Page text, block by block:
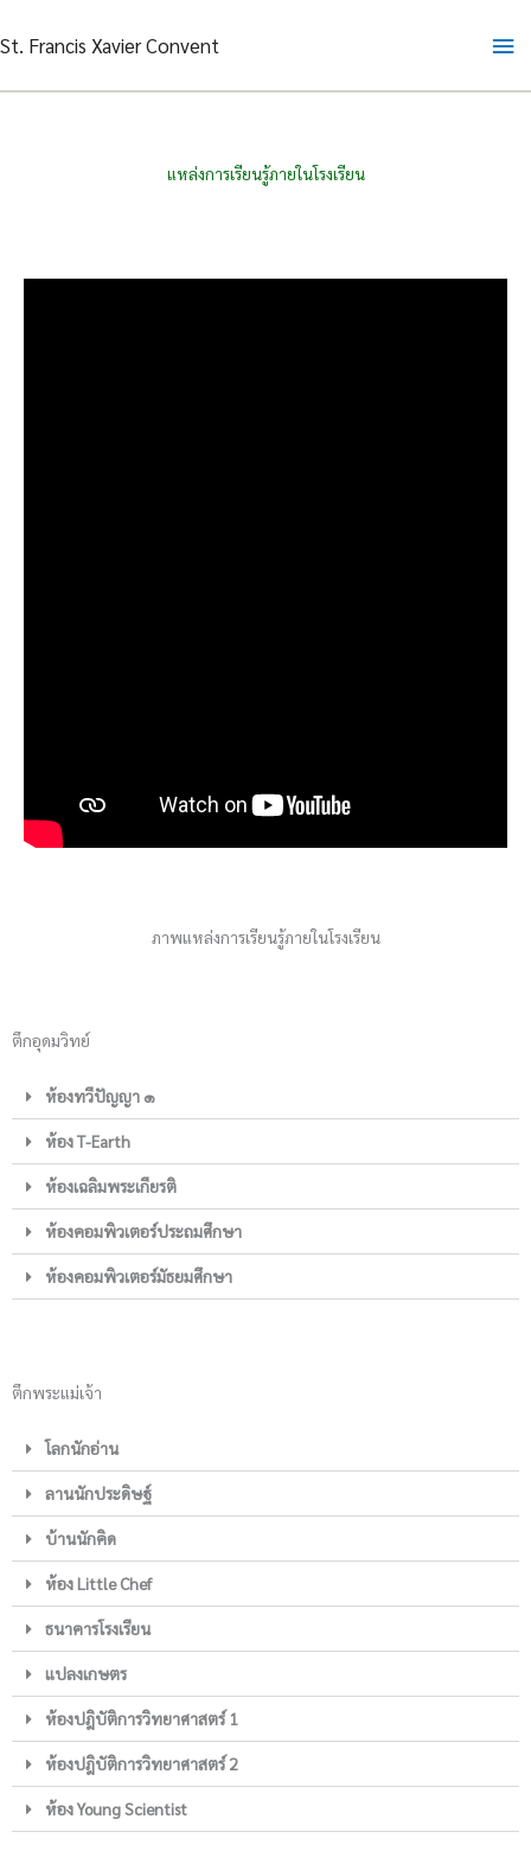
to
St. Francis Xavier Convent
แหล่งการเรียนรู้ภายในโรงเรียน
ภาพแหล่งการเรียนรู้ภายในโรงเรียน
ตึกอุดมวิทย์
ห้องทวีปัญญา ๑
ห้อง T-Earth
ห้องเฉลิมพระเกียรติ
ห้องคอมพิวเตอร์ประถมศึกษา
ห้องคอมพิวเตอร์มัธยมศึกษา
ตึกพระแม่เจ้า
โลกนักอ่าน
ลานนักประดิษฐ์
บ้านนักคิด
ห้อง Little Chef
ธนาคารโรงเรียน
แปลงเกษตร
ห้องปฎิบัติการวิทยาศาสตร์ 1
ห้องปฎิบัติการวิทยาศาสตร์ 2
ห้อง Young Scientist